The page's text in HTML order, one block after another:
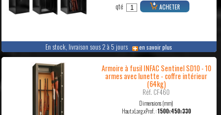
En stock, livraison sous 2 à 5 jours en savoir plus
qté ACHETER
Armoire à fusil INFAC Sentinel SD10 - 10
armes avec lunette - coffre intérieur
(64kg)
Réf. CF460
Dimensions (mm)
Haut.xLarg.xProf. :1500x450x330